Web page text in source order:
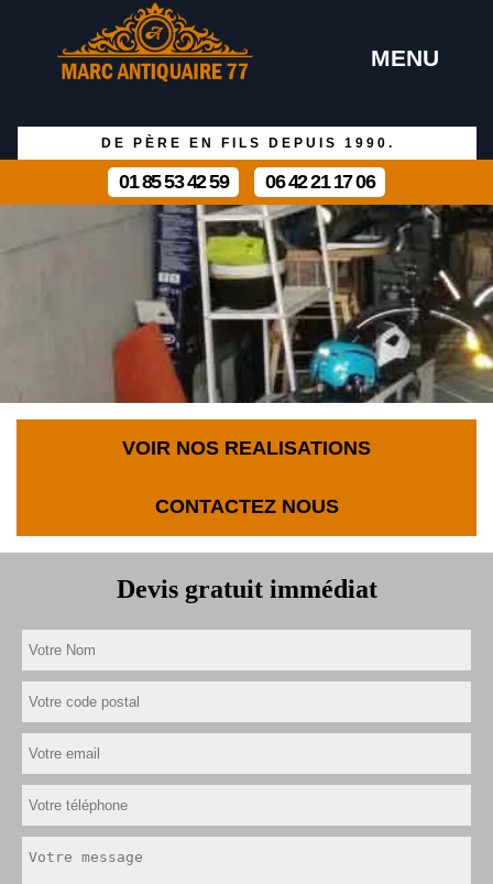
MENU
DE PÈRE EN FILS DEPUIS 1990.
01 85 53 42 59 06 42 21 17 06
VOIR NOS REALISATIONS
CONTACTEZ NOUS
Devis gratuit immédiat